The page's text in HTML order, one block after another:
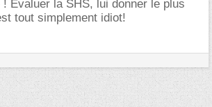
! Évaluer la SHS, lui donner le plus
tout simplement idiot!